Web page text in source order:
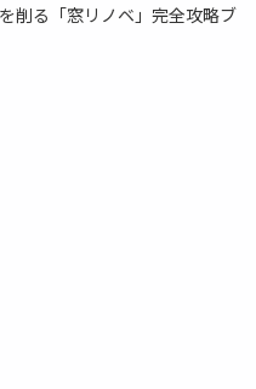
削る「窓リノベ」完全攻略ブ